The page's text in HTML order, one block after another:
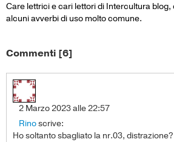
Care lettrici e cari lettori di Intercultura blog,
alcuni avverbi di uso molto comune.
Commenti [6]
2 Marzo 2023 alle 22:57
Rinoscrive:
Ho soltanto sbagliato la nr.03,